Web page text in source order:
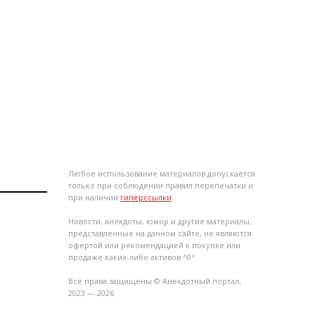
Любое использование материалов допускается
только при соблюдении правил перепечатки и
при наличии гиперссылки
Новости, анекдоты, юмор и другие материалы,
представленные на данном сайте, не являются
офертой или рекомендацией к покупке или
продаже каких-либо активов ^0^
Все права защищены © Анекдотный портал,
2023 — 2026